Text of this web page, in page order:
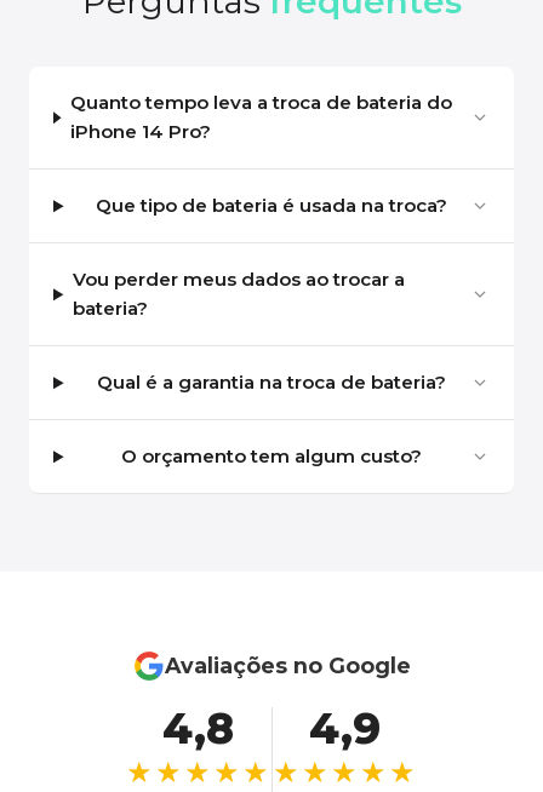
Quanto tempo leva a troca de bateria do
iPhone 14 Pro?
Que tipo de bateria é usada na troca?
Vou perder meus dados ao trocar a
bateria?
Qual é a garantia na troca de bateria?
O orçamento tem algum custo?
Avaliações no Google
4,8
★★★★★
4,9
★★★★★